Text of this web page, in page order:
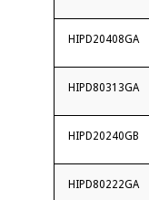
HIPD20408GA
HIPD80313GA
HIPD20240GB
HIPD80222GA